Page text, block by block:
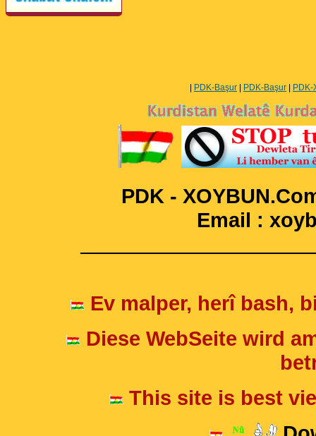
PDK-Başur PDK-Başur
PDK -
Email :
Ev malper, herî bash,
Diese WebSeite wird
This site is best